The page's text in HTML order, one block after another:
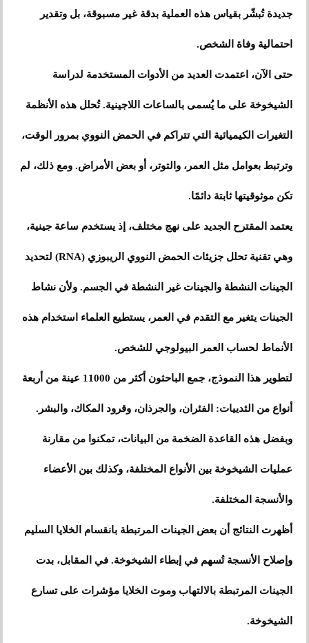
جديدة تُبشّر بقياس هذه العملية بدقة غير مسبوقة، بل وتقدير
احتمالية وفاة الشخص.
حتى الآن، اعتمدت العديد من الأدوات المستخدمة لدراسة
الشيخوخة على ما يُسمى بالساعات اللاجينية. تُحلل هذه الأنظمة
التغيرات الكيميائية التي تتراكم في الحمض النووي بمرور الوقت،
وترتبط بعوامل مثل العمر، والتوتر، أو بعض الأمراض. ومع ذلك، لم
تكن موثوقيتها ثابتة دائمًا.
يعتمد المقترح الجديد على نهج مختلف، إذ يستخدم ساعة جينية،
وهي تقنية تحلل جزيئات الحمض النووي الريبوزي (RNA) لتحديد
الجينات النشطة والجينات غير النشطة في الجسم. ولأن نشاط
الجينات يتغير مع التقدم في العمر، يستطيع العلماء استخدام هذه
الأنماط لحساب العمر البيولوجي للشخص.
لتطوير هذا النموذج، جمع الباحثون أكثر من 11000 عينة من أربعة
أنواع من الثدييات: الفئران، والجرذان، وقرود المكاك، والبشر.
وبفضل هذه القاعدة الضخمة من البيانات، تمكنوا من مقارنة
عمليات الشيخوخة بين الأنواع المختلفة، وكذلك بين الأعضاء
والأنسجة المختلفة.
أظهرت النتائج أن بعض الجينات المرتبطة بانقسام الخلايا السليم
وإصلاح الأنسجة تُسهم في إبطاء الشيخوخة. في المقابل، بدت
الجينات المرتبطة بالالتهاب وموت الخلايا مؤشرات على تسارع
الشيخوخة.